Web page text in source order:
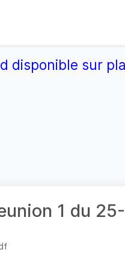
disponible sur
1 du